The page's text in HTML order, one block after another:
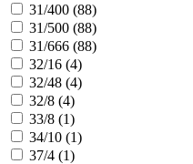
31/400 (88)
31/500 (88)
31/666 (88)
32/16 (4)
32/48 (4)
32/8 (4)
33/8 (1)
34/10 (1)
37/4 (1)